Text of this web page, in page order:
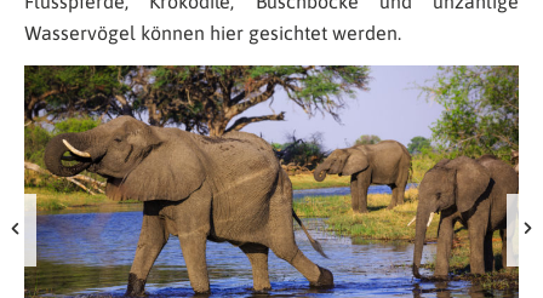
Wasservögel können hier gesichtet werden.